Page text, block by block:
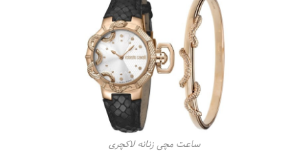
ساعت مچی زنانه لاکچری